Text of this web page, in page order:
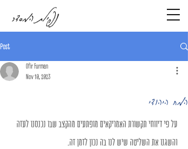
נפילת המסדר
Post
המח היהודי
Ofir Furman
Nov 10, 2023
על פי דיווחי תקשורת האמריקאים מופתעים מהקצב שבו נכנסנו לעזה
והשגנו את השליטה שיש לנו בה נכון לזמן זה.